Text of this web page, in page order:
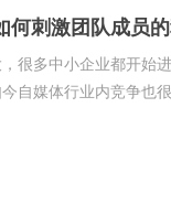
何刺激团队成员
很多中小企业都开始
自媒体行业内竞争也
简单来说，运营自媒